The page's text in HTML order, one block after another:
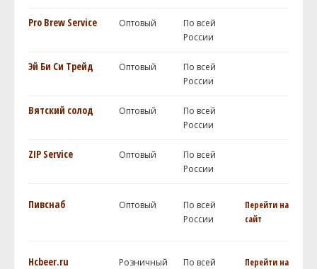
Pro Brew Service Оптовый
По всей
России
Эй Би Си Трейд Оптовый
По всей
России
Вятский солод Оптовый
По всей
России
ZIP Service Оптовый
По всей
России
Пивснаб Оптовый
По всей
России
Перейти на
сайт
Hcbeer.ru Розничный
По всей
Перейти на